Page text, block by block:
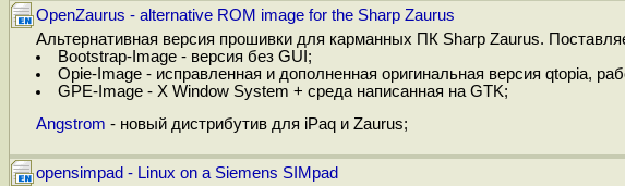
OpenZaurus - alternative ROM image for the Sharp Zaurus
Альтернативная версия прошивки для карманных ПК Sharp Zaurus.
Bootstrap-Image - версия без GUI;
Opie-Image - исправленная и дополненная оригинальная версия qtopia,
GPE-Image - X Window System + среда написанная на GTK;
Angstrom - новый дистрибутив для iPaq и Zaurus;
opensimpad - Linux on a Siemens SIMpad